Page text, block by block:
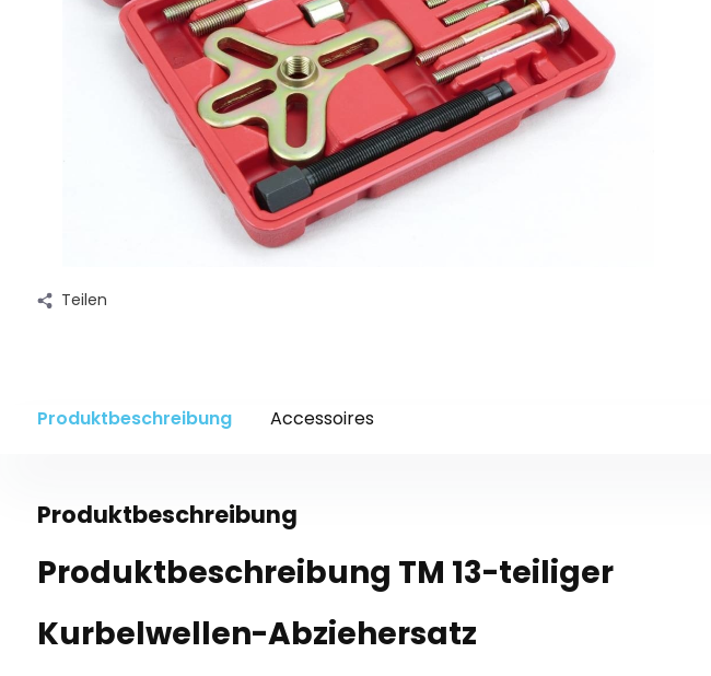
Teilen
Produktbeschreibung Accessoires
Produktbeschreibung
Produktbeschreibung TM 13-teiliger
Kurbelwellen-Abziehersatz